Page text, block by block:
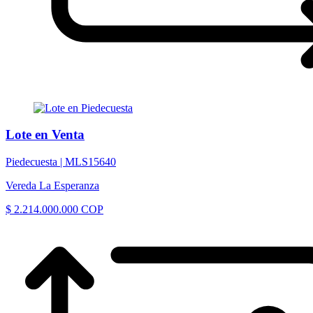
Lote en Venta
Piedecuesta | MLS15640
Vereda La Esperanza
$ 2.214.000.000 COP